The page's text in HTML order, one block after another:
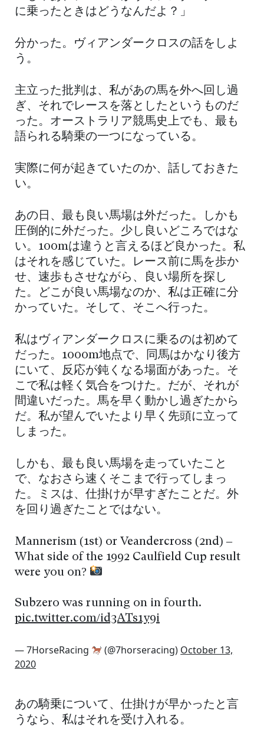
に乗ったときはどうなんだよ？」
分かった。ヴィアンダークロスの話をしよ
う。
主立った批判は、私があの馬を外へ回し過
ぎ、それでレースを落としたというものだ
った。オーストラリア競馬史上でも、最も
語られる騎乗の一つになっている。
実際に何が起きていたのか、話しておきた
い。
あの日、最も良い馬場は外だった。しかも
圧倒的に外だった。少し良いどころではな
い。100mは違うと言えるほど良かった。私
はそれを感じていた。レース前に馬を歩か
せ、速歩もさせながら、良い場所を探し
た。どこが良い馬場なのか、私は正確に分
かっていた。そして、そこへ行った。
私はヴィアンダークロスに乗るのは初めて
だった。1000m地点で、同馬はかなり後方
にいて、反応が鈍くなる場面があった。そ
こで私は軽く気合をつけた。だが、それが
間違いだった。馬を早く動かし過ぎたから
だ。私が望んでいたより早く先頭に立って
しまった。
しかも、最も良い馬場を走っていたこと
で、なおさら速くそこまで行ってしまっ
た。ミスは、仕掛けが早すぎたことだ。外
を回り過ぎたことではない。
Mannerism (1st) or Veandercross (2nd) –
What side of the 1992 Caulfield Cup result
were you on?
Subzero was running on in fourth.
pic.twitter.com/id3ATs1y9i
— 7HorseRacing (@7horseracing) October 13,
2020
あの騎乗について、仕掛けが早かったと言
うなら、私はそれを受け入れる。